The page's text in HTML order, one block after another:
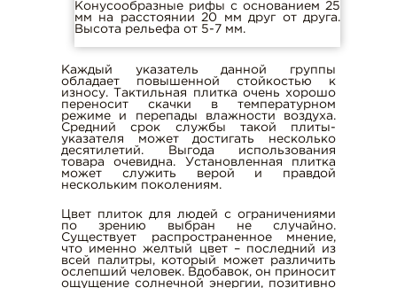
Конусообразные рифы с основанием 25
мм на расстоянии 20 мм друг от друга.
Высота рельефа от 5-7 мм.
Каждый указатель данной группы
обладает повышенной стойкостью к
износу. Тактильная плитка очень хорошо
переносит скачки в температурном
режиме и перепады влажности воздуха.
Средний срок службы такой плиты-
указателя может достигать несколько
десятилетий. Выгода использования
товара очевидна. Установленная плитка
может служить верой и правдой
нескольким поколениям.
Цвет плиток для людей с ограничениями
по зрению выбран не случайно.
Существует распространенное мнение,
что именно желтый цвет – последний из
всей палитры, который может различить
ослепший человек. Вдобавок, он приносит
ощущение солнечной энергии, позитивно